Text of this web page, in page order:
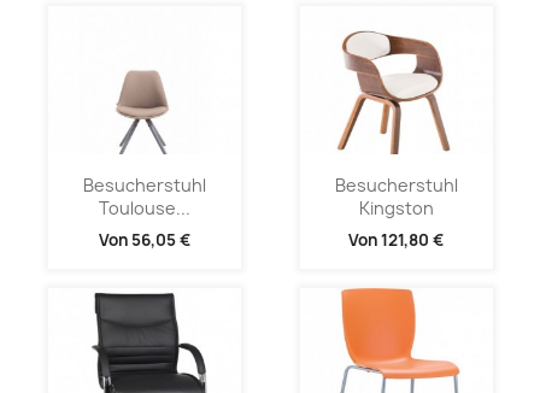
Besucherstuhl
Toulouse...
Von 56,05 €
Besucherstuhl
Kingston
Von121,80 €